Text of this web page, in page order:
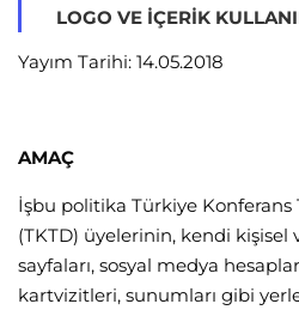
LOGO VE İÇERIK
Yayım Tarihi: 14.05.2018
AMAÇ
İşbu politika Türkiye Konferans
(TKTD) üyelerinin, kendi
sayfaları, sosyal medya
kartvizitleri, sunumları gibi